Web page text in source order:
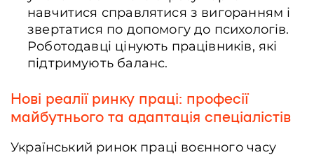
навчитися справлятися з вигоранням і
звертатися по допомогу до психологів.
Роботодавці цінують працівників, які
підтримують баланс.
Нові реалії ринку праці: професії
майбутнього та адаптація спеціалістів
Український ринок праці воєнного часу